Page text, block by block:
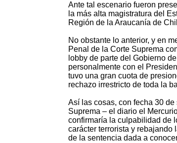
Ante tal escenario fueron
la más alta magistratura del
Región de la Araucanía de
No obstante lo anterior, y en
Penal de la Corte Suprema
lobby de parte del Gobierno
personalmente con el
tuvo una gran cuota de
rechazo irrestricto de toda la
Así las cosas, con fecha 30
Suprema – el diario el
confirmaría la culpabilidad de
carácter terrorista y rebajando
de la sentencia dada a